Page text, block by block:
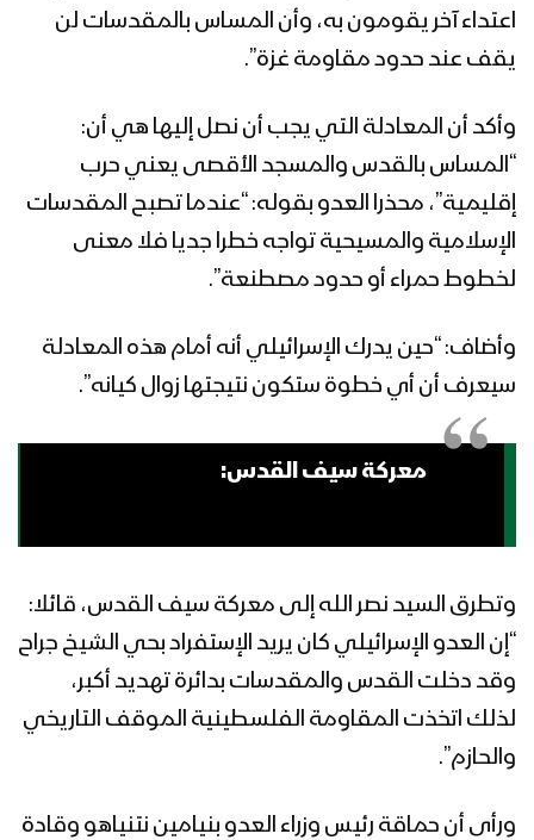
اعتداء آخر يقومون به، وأن المساس بالمقدسات لن
يقف عند حدود مقاومة غزة”.
وأكد أن المعادلة التي يجب أن نصل إليها هي أن:
“المساس بالقدس والمسجد الأقصى يعني حرب
إقليمية”، محذرا العدو بقوله: “عندما تصبح المقدسات
الإسلامية والمسيحية تواجه خطرا جديا فلا معنى
لخطوط حمراء أو حدود مصطنعة”.
وأضاف: “حين يدرك الإسرائيلي أنه أمام هذه المعادلة
سيعرف أن أي خطوة ستكون نتيجتها زوال كيانه”.
معركة سيف القدس:
وتطرق السيد نصر الله إلى معركة سيف القدس، قائلا:
“إن العدو الإسرائيلي كان يريد الإستفراد بحي الشيخ جراح
وقد دخلت القدس والمقدسات بدائرة تهديد أكبر،
لذلك اتخذت المقاومة الفلسطينية الموقف التاريخي
والحازم”.
ورأى أن حماقة رئيس وزراء العدو بنيامين نتنياهو وقادة